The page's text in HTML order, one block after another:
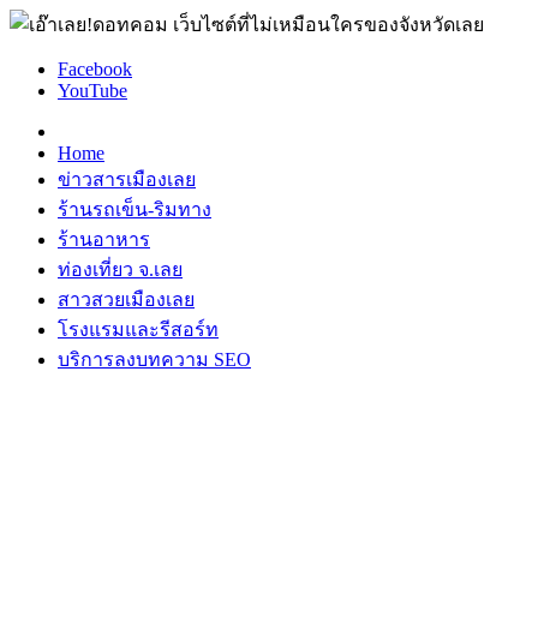
Facebook
YouTube
Home
ข่าวสารเมืองเลย
ร้านรถเข็น-ริมทาง
ร้านอาหาร
ท่องเที่ยว จ.เลย
สาวสวยเมืองเลย
โรงแรมและรีสอร์ท
บริการลงบทความ SEO